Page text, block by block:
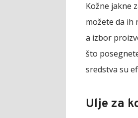
Kožne jakne
možete da ih
a izbor
što
sredstva su
Ulje za